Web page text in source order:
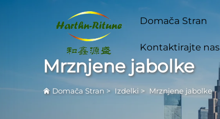
Domača Stran
Kontaktirajte nas
Mrznjene jabolke
Domača Stran > Izdelki > Mrznjene jabolke